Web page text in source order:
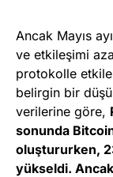
Ancak Mayıs
ve etkileşimi
protokolle
belirgin bir
verilerine göre,
sonunda
oluştururken,
yükseldi.